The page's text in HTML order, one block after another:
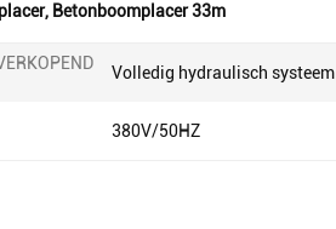
, Betonboomplacer 33m
Volledig hydraulisch systeem
380V/50HZ